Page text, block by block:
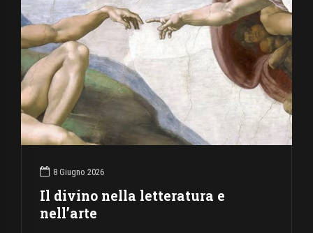
8 Giugno 2026
Il divino nella letteratura e
nell’arte